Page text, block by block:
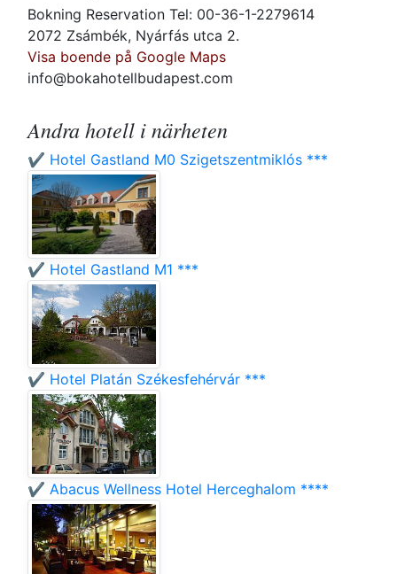
Bokning Reservation Tel: 00-36-1-2279614
2072 Zsámbék, Nyárfás utca 2.
Visa boende på Google Maps
info@bokahotellbudapest.com
Andra hotell i närheten
✔️ Hotel Gastland M0 Szigetszentmiklós ***
✔️ Hotel Gastland M1 ***
✔️ Hotel Platán Székesfehérvár ***
✔️ Abacus Wellness Hotel Herceghalom ****